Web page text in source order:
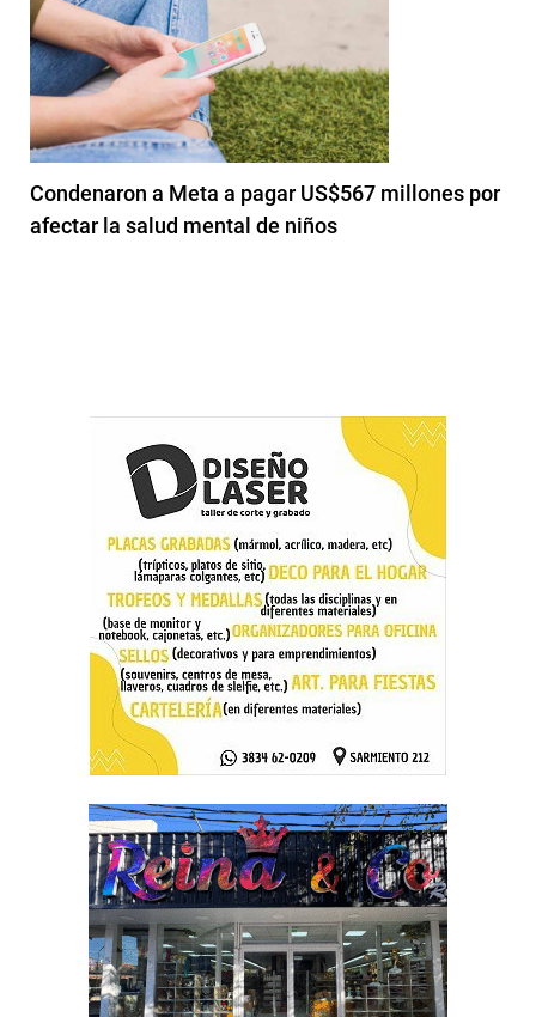
Condenaron a Meta a pagar US$567 millones por
afectar la salud mental de niños